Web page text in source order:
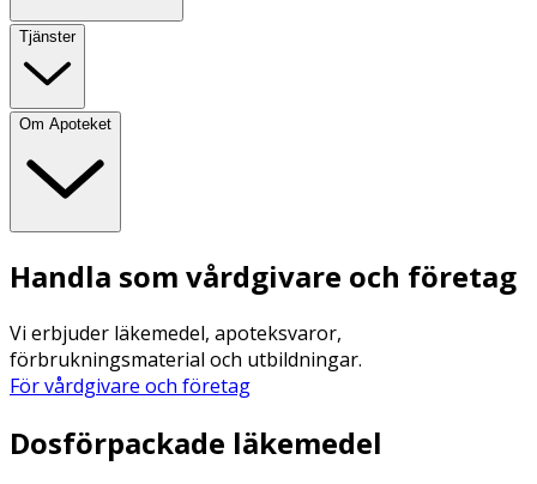
Tjänster
Om Apoteket
Handla som vårdgivare och företag
Vi erbjuder läkemedel, apoteksvaror,
förbrukningsmaterial och utbildningar.
För vårdgivare och företag
Dosförpackade läkemedel